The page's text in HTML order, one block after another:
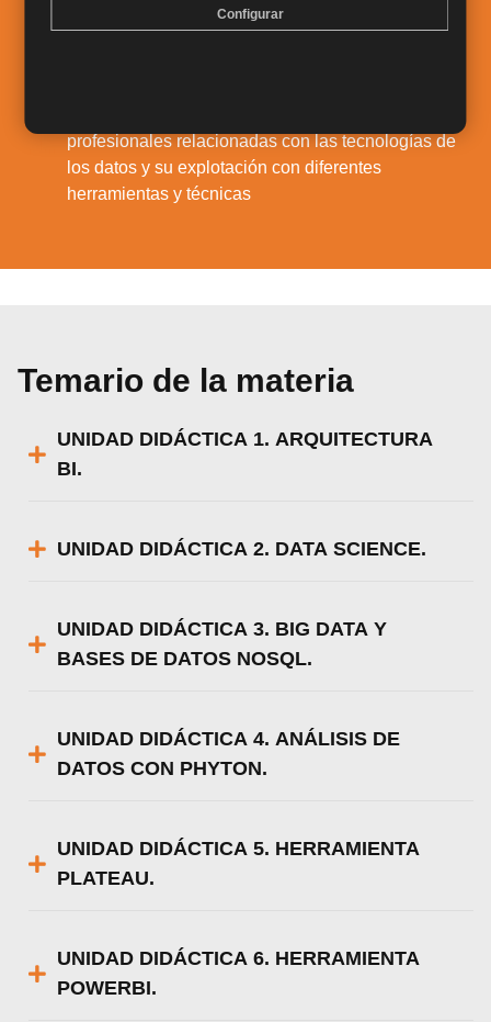
1.
profesionales relacionadas con las tecnologías de
los datos y su explotación con diferentes
herramientas y técnicas
Temario de la materia
UNIDAD DIDÁCTICA 1. ARQUITECTURA
BI.
UNIDAD DIDÁCTICA 2. DATA SCIENCE.
UNIDAD DIDÁCTICA 3. BIG DATA Y
BASES DE DATOS NOSQL.
UNIDAD DIDÁCTICA 4. ANÁLISIS DE
DATOS CON PHYTON.
UNIDAD DIDÁCTICA 5. HERRAMIENTA
PLATEAU.
UNIDAD DIDÁCTICA 6. HERRAMIENTA
POWERBI.
Configurar